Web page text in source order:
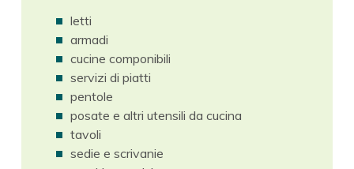
letti
armadi
cucine componibili
servizi di piatti
pentole
posate e altri utensili da cucina
tavoli
sedie e scrivanie